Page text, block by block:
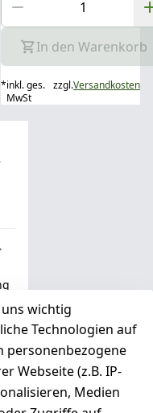
In den Warenkorb
*inkl. ges.
MwSt
zzgl.Versandkosten
( 0
wichtig
Technologien auf
personenbezogene
Webseite (z.B. IP-
Medien